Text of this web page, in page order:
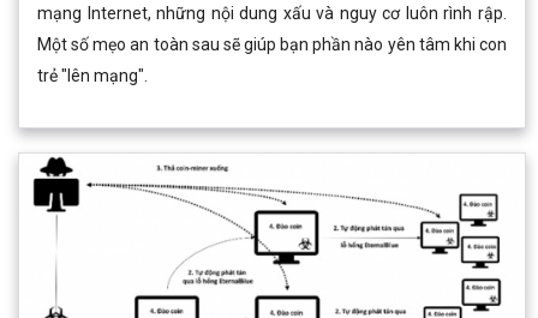
mạng Internet, những nội dung xấu và nguy cơ luôn rình rập.
Một số mẹo an toàn sau sẽ giúp bạn phần nào yên tâm khi con
trẻ "lên mạng".